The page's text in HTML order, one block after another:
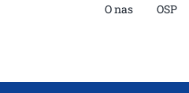
O nas OSP